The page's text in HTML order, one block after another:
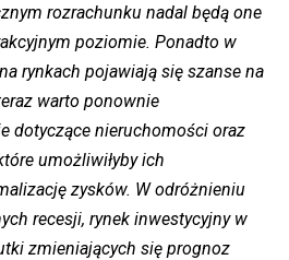
rozrachunku nadal będą one
poziomie. Ponadto w
rynkach pojawiają się szanse na
warto ponownie
dotyczące nieruchomości oraz
umożliwiłyby ich
zysków. W odróżnieniu
recesji, rynek inwestycyjny w
zmieniających się prognoz